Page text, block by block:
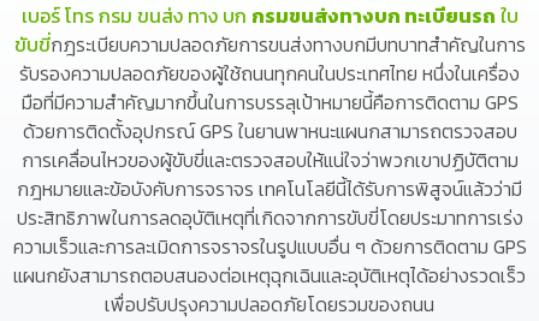
เบอร์ โทร กรม ขนส่ง ทาง บก กรมขนส่งทางบก ทะเบียนรถ ใบ
ขับขี่กฎระเบียบความปลอดภัยการขนส่งทางบกมีบทบาทสำคัญในการ
รับรองความปลอดภัยของผู้ใช้ถนนทุกคนในประเทศไทย หนึ่งในเครื่อง
มือที่มีความสำคัญมากขึ้นในการบรรลุเป้าหมายนี้คือการติดตาม GPS
ด้วยการติดตั้งอุปกรณ์ GPS ในยานพาหนะแผนกสามารถตรวจสอบ
การเคลื่อนไหวของผู้ขับขี่และตรวจสอบให้แน่ใจว่าพวกเขาปฏิบัติตาม
กฎหมายและข้อบังคับการจราจร เทคโนโลยีนี้ได้รับการพิสูจน์แล้วว่ามี
ประสิทธิภาพในการลดอุบัติเหตุที่เกิดจากการขับขี่โดยประมาทการเร่ง
ความเร็วและการละเมิดการจราจรในรูปแบบอื่น ๆ ด้วยการติดตาม GPS
แผนกยังสามารถตอบสนองต่อเหตุฉุกเฉินและอุบัติเหตุได้อย่างรวดเร็ว
เพื่อปรับปรุงความปลอดภัยโดยรวมของถนน